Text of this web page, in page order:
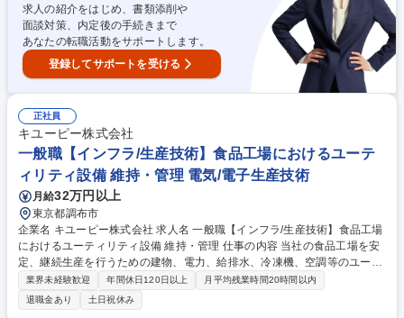
品技術者の育成 ※[1]～[3]は必須 [4]・[5]は将来的に実施いただきます。 募
集職種 【天王洲】技術開発※科学的な視点で調理加工技術を研究
求人の紹介をはじめ、書類添削や
面談対策、内定後の手続きまで
あなたの転職活動をサポートします。
登録してサポートを受ける
正社員
キユーピー株式会社
一般職【インフラ/生産技術】食品工場におけるユーテ
ィリティ設備 維持・管理 電気/電子生産技術
月給32万円以上
東京都調布市
企業名 キユーピー株式会社 求人名 一般職【インフラ/生産技術】食品工場
におけるユーティリティ設備 維持・管理 仕事の内容 当社の食品工場を安
定、継続生産を行うための建物、電力、給排水、冷凍機、空調等のユーテ
ィリティ設備維持、管理業務の支援と災害リスク対応、持続可能な資源循
環型廃棄物処理の運用支援をお任せいたします。 ご入社後は、各工場と2
週間に1回MTGをしながら、生産工場におけるユーティリティ設備の運用
業界未経験歓迎 年間休日120日以上
月平均残業時間20時間以内
退職金あり
土日祝休み